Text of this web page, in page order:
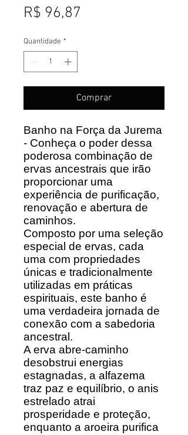
R$ 96,87
Quantidade *
Comprar
Banho na Força da Jurema
- Conheça o poder dessa
poderosa combinação de
ervas ancestrais que irão
proporcionar uma
experiência de purificação,
renovação e abertura de
caminhos.
Composto por uma seleção
especial de ervas, cada
uma com propriedades
únicas e tradicionalmente
utilizadas em práticas
espirituais, este banho é
uma verdadeira jornada de
conexão com a sabedoria
ancestral.
A erva abre-caminho
desobstrui energias
estagnadas, a alfazema
traz paz e equilíbrio, o anis
estrelado atrai
prosperidade e proteção,
enquanto a aroeira purifica